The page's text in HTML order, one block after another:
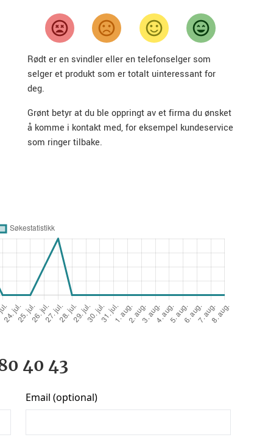
Rødt er en svindler eller en telefonselger som
selger et produkt som er totalt uinteressant for
deg.
Grønt betyr at du ble oppringt av et firma du ønsket
å komme i kontakt med, for eksempel kundeservice
som ringer tilbake.
40 43